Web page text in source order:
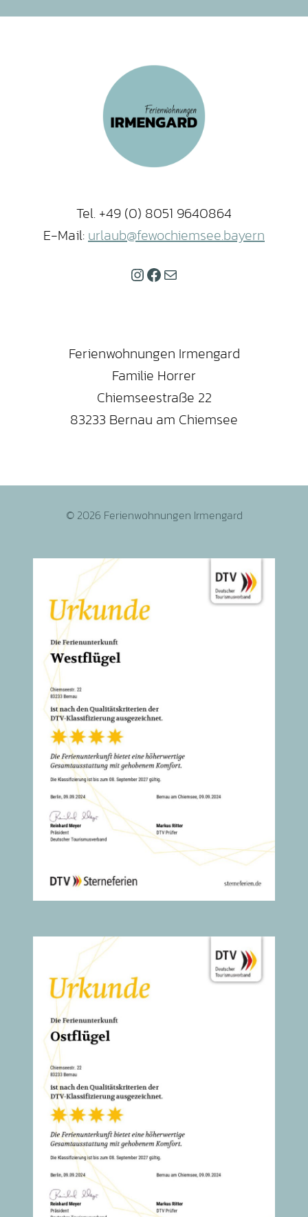
Tel. +49 (0) 8051 9640864
E-Mail:urlaub@fewochiemsee.bayern
Instagram
Facebook
E-Mail
Ferienwohnungen Irmengard
Familie Horrer
Chiemseestraße 22
83233 Bernau am Chiemsee
© 2026 Ferienwohnungen Irmengard